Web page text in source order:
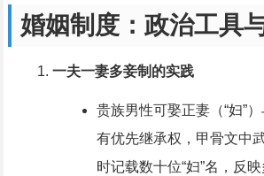
婚姻制度：政治工具
一夫一妻多妾制的实践
贵族男性可娶正妻（“妇”
有优先继承权，甲骨文中
时记载数十位“妇”名，反映